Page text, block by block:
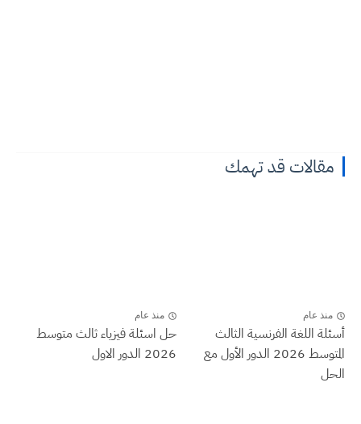
مقالات قد تهمك
منذ عام
أسئلة اللغة الفرنسية الثالث
المتوسط 2026 الدور الأول مع
الحل
منذ عام
حل اسئلة فيزياء ثالث متوسط
2026 الدور الاول